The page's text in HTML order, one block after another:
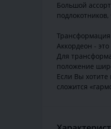
Большой
Аккордеон -
Для
положение
Если Вы
сложится